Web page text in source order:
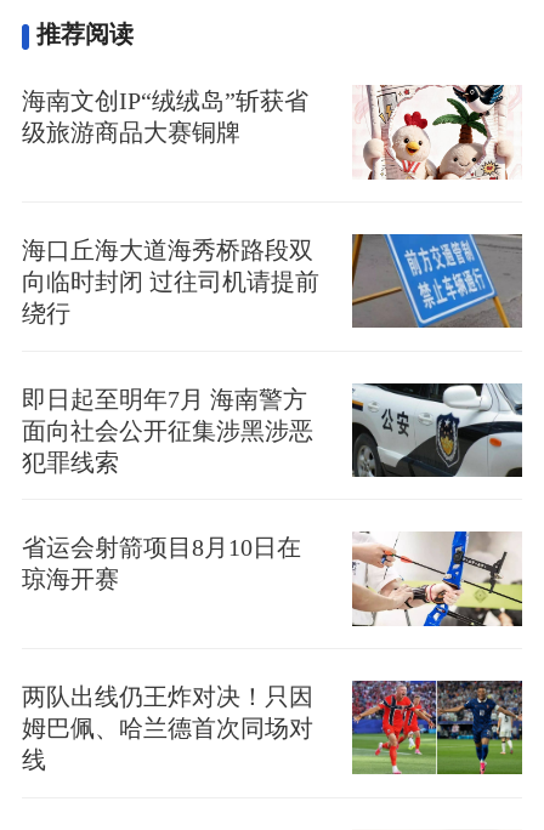
推荐阅读
海南文创IP“绒绒岛”斩获省
级旅游商品大赛铜牌
海口丘海大道海秀桥路段双
向临时封闭 过往司机请提前
绕行
即日起至明年7月 海南警方
面向社会公开征集涉黑涉恶
犯罪线索
省运会射箭项目8月10日在
琼海开赛
两队出线仍王炸对决！只因
姆巴佩、哈兰德首次同场对
线